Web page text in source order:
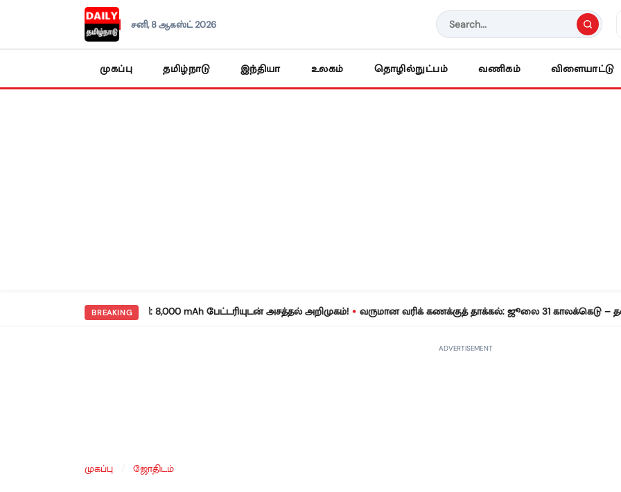
சனி, 8 ஆகஸ்ட் 2026
முகப்பு தமிழ்நாடு இந்தியா உலகம் தொழில்நுட்பம் வணிகம் விளையாட்டு
BREAKING
ரெட்மி நோட் 17 5ஜி: 8,000 mAh பேட்டரியுடன் அசத்தல் அறிமுகம்! • வருமான வரிக் கணக்குத் தாக்கல்: ஜூலை 31 காலக்கெடு –
ADVERTISEMENT
முகப்பு ஜோதிடம்